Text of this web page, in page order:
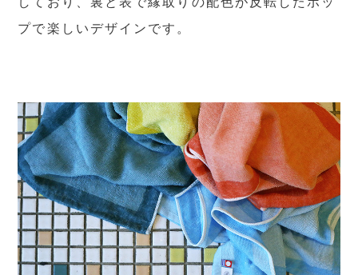
プで楽しいデザインです。